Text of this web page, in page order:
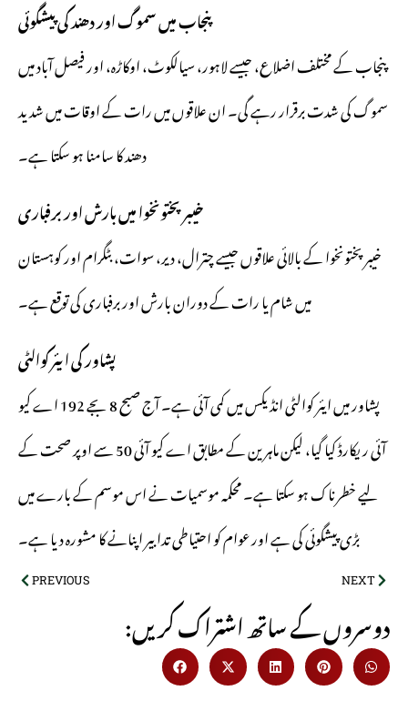
پنجاب میں سموگ اور دھند کی پیشگوئی
پنجاب کے مختلف اضلاع، جیسے لاہور، سیالکوٹ، اوکاڑہ، اور فیصل آباد میں
سموگ کی شدت برقرار رہے گی۔ ان علاقوں میں رات کے اوقات میں شدید
دھند کا سامنا ہو سکتا ہے۔
خیبرپختونخوا میں بارش اور برفباری
خیبرپختونخوا کے بالائی علاقوں جیسے چترال، دیر، سوات، بٹگرام اور کوہستان
میں شام یا رات کے دوران بارش اور برفباری کی توقع ہے۔
پشاور کی ایئر کوالٹی
پشاور میں ایئر کوالٹی انڈیکس میں کمی آئی ہے۔ آج صبح 8 بجے 192 اے کیو
آئی ریکارڈ کیا گیا، لیکن ماہرین کے مطابق اے کیو آئی 50 سے اوپر صحت کے
لیے خطرناک ہو سکتا ہے۔ محکمہ موسمیات نے اس موسم کے بارے میں
بڑی پیشگوئی کی ہے اور عوام کو احتیاطی تدابیر اپنانے کا مشورہ دیا ہے۔
PREVIOUS NEXT
:دوسروں کے ساتھ اشتراک کریں